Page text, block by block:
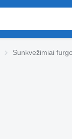
Sunkvežimiai